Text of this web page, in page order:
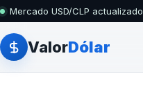
Mercado USD/CLP actualizado
ValorDólar